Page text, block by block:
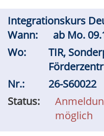
Integrationskurs
Wann:
ab Mo.
Wo:
TIR,
Nr.:
26-S60022
Status:
möglich